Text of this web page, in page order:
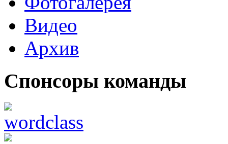
Видео
Архив
Спонсоры команды